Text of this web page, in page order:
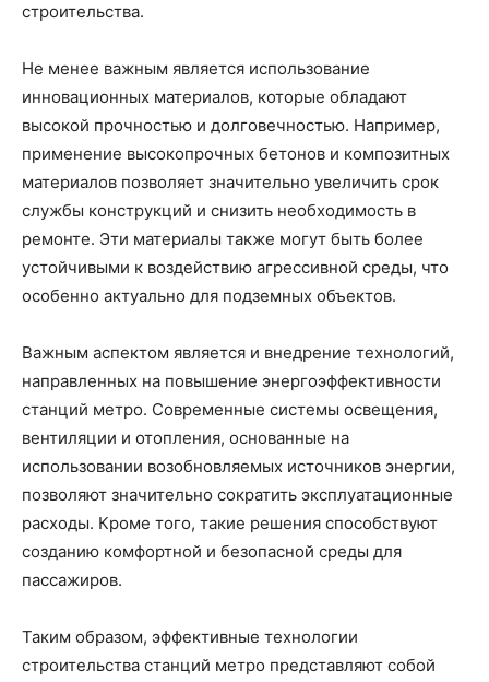
строительства.
Не менее важным является использование
инновационных материалов, которые обладают
высокой прочностью и долговечностью. Например,
применение высокопрочных бетонов и композитных
материалов позволяет значительно увеличить срок
службы конструкций и снизить необходимость в
ремонте. Эти материалы также могут быть более
устойчивыми к воздействию агрессивной среды, что
особенно актуально для подземных объектов.
Важным аспектом является и внедрение технологий,
направленных на повышение энергоэффективности
станций метро. Современные системы освещения,
вентиляции и отопления, основанные на
использовании возобновляемых источников энергии,
позволяют значительно сократить эксплуатационные
расходы. Кроме того, такие решения способствуют
созданию комфортной и безопасной среды для
пассажиров.
Таким образом, эффективные технологии
строительства станций метро представляют собой